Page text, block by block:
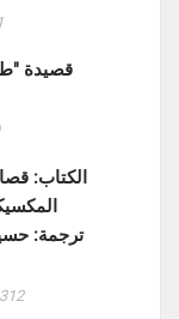
قصيدة
الكتاب:
ترجمة: